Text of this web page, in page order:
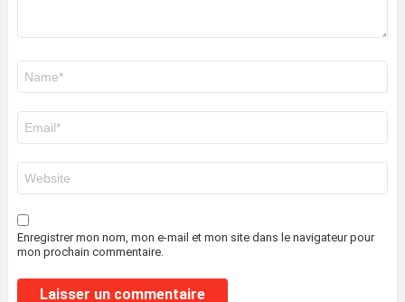
mail
*
web
Enregistrer mon nom, mon e-mail et mon site dans le navigateur pour
mon prochain commentaire.